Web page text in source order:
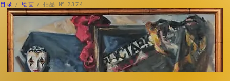
目录 / 绘画 / 拍品 № 2374